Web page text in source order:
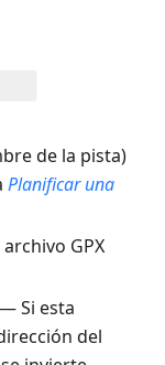
de la pista)
Planificar una
GPX
— Si esta
del